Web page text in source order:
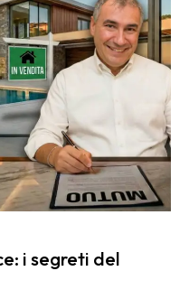
i segreti del